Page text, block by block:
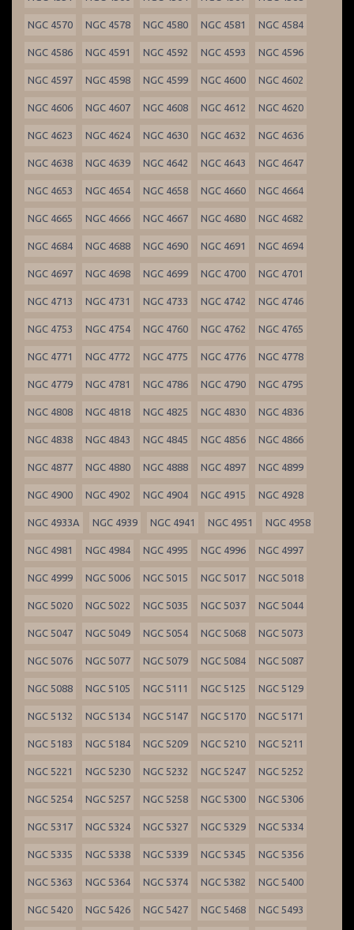
NGC 4570 NGC 4578 NGC 4580 NGC 4581 NGC 4584
NGC 4586 NGC 4591 NGC 4592 NGC 4593 NGC 4596
NGC 4597 NGC 4598 NGC 4599 NGC 4600 NGC 4602
NGC 4606 NGC 4607 NGC 4608 NGC 4612 NGC 4620
NGC 4623 NGC 4624 NGC 4630 NGC 4632 NGC 4636
NGC 4638 NGC 4639 NGC 4642 NGC 4643 NGC 4647
NGC 4653 NGC 4654 NGC 4658 NGC 4660 NGC 4664
NGC 4665 NGC 4666 NGC 4667 NGC 4680 NGC 4682
NGC 4684 NGC 4688 NGC 4690 NGC 4691 NGC 4694
NGC 4697 NGC 4698 NGC 4699 NGC 4700 NGC 4701
NGC 4713 NGC 4731 NGC 4733 NGC 4742 NGC 4746
NGC 4753 NGC 4754 NGC 4760 NGC 4762 NGC 4765
NGC 4771 NGC 4772 NGC 4775 NGC 4776 NGC 4778
NGC 4779 NGC 4781 NGC 4786 NGC 4790 NGC 4795
NGC 4808 NGC 4818 NGC 4825 NGC 4830 NGC 4836
NGC 4838 NGC 4843 NGC 4845 NGC 4856 NGC 4866
NGC 4877 NGC 4880 NGC 4888 NGC 4897 NGC 4899
NGC 4900 NGC 4902 NGC 4904 NGC 4915 NGC 4928
NGC 4933A NGC 4939 NGC 4941 NGC 4951 NGC 4958
NGC 4981 NGC 4984 NGC 4995 NGC 4996 NGC 4997
NGC 4999 NGC 5006 NGC 5015 NGC 5017 NGC 5018
NGC 5020 NGC 5022 NGC 5035 NGC 5037 NGC 5044
NGC 5047 NGC 5049 NGC 5054 NGC 5068 NGC 5073
NGC 5076 NGC 5077 NGC 5079 NGC 5084 NGC 5087
NGC 5088 NGC 5105 NGC 5111 NGC 5125 NGC 5129
NGC 5132 NGC 5134 NGC 5147 NGC 5170 NGC 5171
NGC 5183 NGC 5184 NGC 5209 NGC 5210 NGC 5211
NGC 5221 NGC 5230 NGC 5232 NGC 5247 NGC 5252
NGC 5254 NGC 5257 NGC 5258 NGC 5300 NGC 5306
NGC 5317 NGC 5324 NGC 5327 NGC 5329 NGC 5334
NGC 5335 NGC 5338 NGC 5339 NGC 5345 NGC 5356
NGC 5363 NGC 5364 NGC 5374 NGC 5382 NGC 5400
NGC 5420 NGC 5426 NGC 5427 NGC 5468 NGC 5493